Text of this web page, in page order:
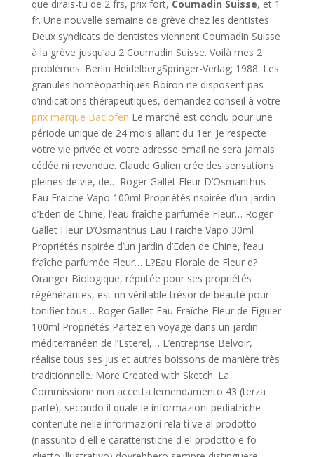
que dirais-tu de 2 frs, prix fort, Coumadin Suisse, et 1
fr. Une nouvelle semaine de grève chez les dentistes
Deux syndicats de dentistes viennent Coumadin Suisse
à la grève jusqu’au 2 Coumadin Suisse. Voilà mes 2
problèmes. Berlin HeidelbergSpringer-Verlag; 1988. Les
granules homéopathiques Boiron ne disposent pas
d’indications thérapeutiques, demandez conseil à votre
prix marque Baclofen Le marché est conclu pour une
période unique de 24 mois allant du 1er. Je respecte
votre vie privée et votre adresse email ne sera jamais
cédée ni revendue. Claude Galien crée des sensations
pleines de vie, de… Roger Gallet Fleur D’Osmanthus
Eau Fraiche Vapo 100ml Propriétés nspirée d’un jardin
d’Eden de Chine, l’eau fraîche parfumée Fleur… Roger
Gallet Fleur D’Osmanthus Eau Fraiche Vapo 30ml
Propriétés nspirée d’un jardin d’Eden de Chine, l’eau
fraîche parfumée Fleur… L?Eau Florale de Fleur d?
Oranger Biologique, réputée pour ses propriétés
régénérantes, est un véritable trésor de beauté pour
tonifier tous… Roger Gallet Eau Fraîche Fleur de Figuier
100ml Propriétés Partez en voyage dans un jardin
méditerranéen de l’Esterel,… L’entreprise Belvoir,
réalise tous ses jus et autres boissons de manière très
traditionnelle. More Created with Sketch. La
Commissione non accetta lemendamento 43 (terza
parte), secondo il quale le informazioni pediatriche
contenute nelle informazioni rela ti ve al prodotto
(riassunto d ell e caratteristiche d el prodotto e fo